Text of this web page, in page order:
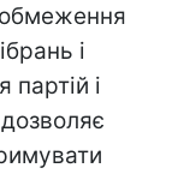
і
партій і